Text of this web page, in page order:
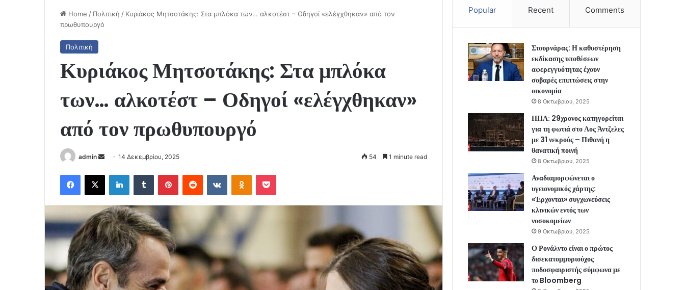
Home / Πολιτική / Κυριάκος Μητσοτάκης: Στα μπλόκα των… αλκοτέστ – Οδηγοί «ελέγχθηκαν» από τον
πρωθυπουργό
Πολιτική
Κυριάκος Μητσοτάκης: Στα μπλόκα
των… αλκοτέστ – Οδηγοί «ελέγχθηκαν»
από τον πρωθυπουργό
admin
Send
email
14 Δεκεμβρίου, 2025 54 1 minute read
Facebook
X LinkedInTumblr PinterestReddit VKontakteOdnoklassniki
Pocket
Popular Recent Comments
Στουρνάρας: Η καθυστέρηση
εκδίκασης υποθέσεων
αφερεγγυότητας έχουν
σοβαρές επιπτώσεις στην
οικονομία
8 Οκτωβρίου, 2025
ΗΠΑ: 29χρονος κατηγορείται
για τη φωτιά στο Λος Άντζελες
με 31 νεκρούς – Πιθανή η
θανατική ποινή
8 Οκτωβρίου, 2025
Αναδιαμορφώνεται ο
υγειονομικός χάρτης:
«Έρχονται» συγχωνεύσεις
κλινικών εντός των
νοσοκομείων
9 Οκτωβρίου, 2025
Ο Ρονάλντο είναι ο πρώτος
δισεκατομμυριούχος
ποδοσφαιριστής σύμφωνα με
το Bloomberg